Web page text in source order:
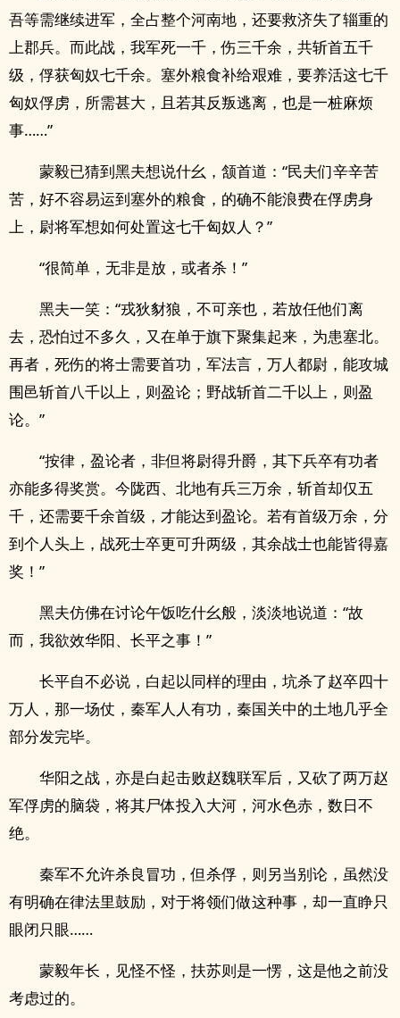
吾等需继续进军，全占整个河南地，还要救济失了辎重的
上郡兵。而此战，我军死一千，伤三千余，共斩首五千
级，俘获匈奴七千余。塞外粮食补给艰难，要养活这七千
匈奴俘虏，所需甚大，且若其反叛逃离，也是一桩麻烦
事……”
蒙毅已猜到黑夫想说什幺，颔首道：“民夫们辛辛苦
苦，好不容易运到塞外的粮食，的确不能浪费在俘虏身
上，尉将军想如何处置这七千匈奴人？”
“很简单，无非是放，或者杀！”
黑夫一笑：“戎狄豺狼，不可亲也，若放任他们离
去，恐怕过不多久，又在单于旗下聚集起来，为患塞北。
再者，死伤的将士需要首功，军法言，万人都尉，能攻城
围邑斩首八千以上，则盈论；野战斩首二千以上，则盈
论。”
“按律，盈论者，非但将尉得升爵，其下兵卒有功者
亦能多得奖赏。今陇西、北地有兵三万余，斩首却仅五
千，还需要千余首级，才能达到盈论。若有首级万余，分
到个人头上，战死士卒更可升两级，其余战士也能皆得嘉
奖！”
黑夫仿佛在讨论午饭吃什幺般，淡淡地说道：“故
而，我欲效华阳、长平之事！”
长平自不必说，白起以同样的理由，坑杀了赵卒四十
万人，那一场仗，秦军人人有功，秦国关中的土地几乎全
部分发完毕。
华阳之战，亦是白起击败赵魏联军后，又砍了两万赵
军俘虏的脑袋，将其尸体投入大河，河水色赤，数日不
绝。
秦军不允许杀良冒功，但杀俘，则另当别论，虽然没
有明确在律法里鼓励，对于将领们做这种事，却一直睁只
眼闭只眼……
蒙毅年长，见怪不怪，扶苏则是一愣，这是他之前没
考虑过的。